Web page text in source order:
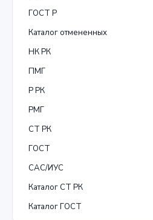
ГОСТ Р
Каталог отмененных
НК РК
ПМГ
Р РК
РМГ
СТ РК
ГОСТ
САС/ИУС
Каталог СТ РК
Каталог ГОСТ